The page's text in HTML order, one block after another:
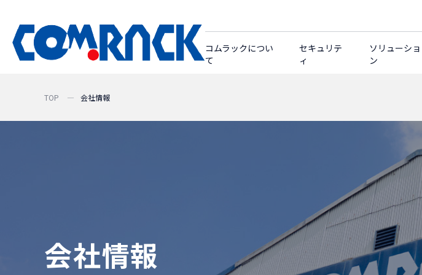
コムラックについ
て
セキュリテ
ィ
ソリューショ
ン
TOP 会社情報
会社情報